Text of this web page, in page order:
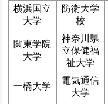
横浜国立
大学
防衛大学
校
関東学院
大学
神奈川県
立保健福
祉大学
一橋大学
電気通信
大学